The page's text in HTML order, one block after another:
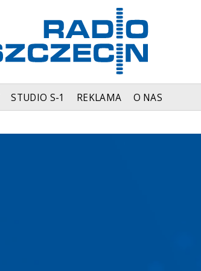
STUDIO S-1 REKLAMA O NAS